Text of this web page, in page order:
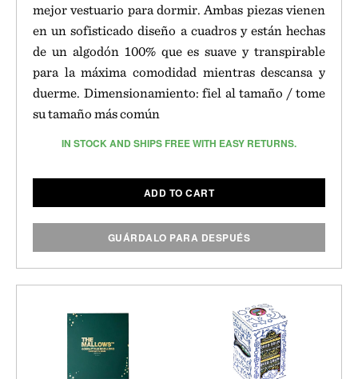
mejor vestuario para dormir. Ambas piezas vienen
en un sofisticado diseño a cuadros y están hechas
de un algodón 100% que es suave y transpirable
para la máxima comodidad mientras descansa y
duerme. Dimensionamiento: fiel al tamaño / tome
su tamaño más común
IN STOCK AND SHIPS FREE WITH EASY RETURNS.
ADD TO CART
GUÁRDALO PARA DESPUÉS